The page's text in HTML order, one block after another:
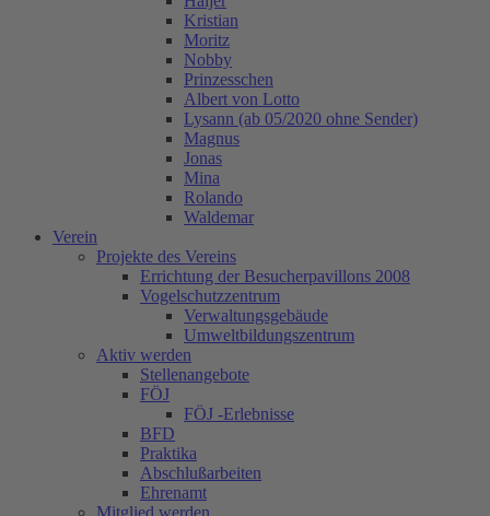
Kristian
Moritz
Nobby
Prinzesschen
Albert von Lotto
Lysann (ab 05/2020 ohne Sender)
Magnus
Jonas
Mina
Rolando
Waldemar
Verein
Projekte des Vereins
Errichtung der Besucherpavillons 2008
Vogelschutzzentrum
Verwaltungsgebäude
Umweltbildungszentrum
Aktiv werden
Stellenangebote
FÖJ
FÖJ -Erlebnisse
BFD
Praktika
Abschlußarbeiten
Ehrenamt
Mitglied werden